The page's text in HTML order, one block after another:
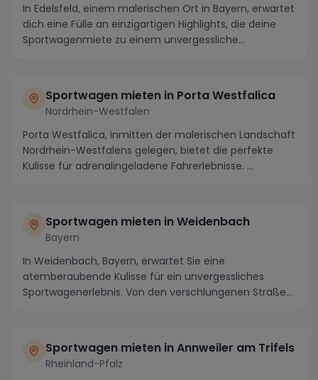
In Edelsfeld, einem malerischen Ort in Bayern, erwartet
dich eine Fülle an einzigartigen Highlights, die deine
Sportwagenmiete zu einem unvergessliche...
Sportwagen mieten in Porta Westfalica
Nordrhein-Westfalen
Porta Westfalica, inmitten der malerischen Landschaft
Nordrhein-Westfalens gelegen, bietet die perfekte
Kulisse für adrenalingeladene Fahrerlebnisse. ...
Sportwagen mieten in Weidenbach
Bayern
In Weidenbach, Bayern, erwartet Sie eine
atemberaubende Kulisse für ein unvergessliches
Sportwagenerlebnis. Von den verschlungenen Straßen
Sportwagen mieten in Annweiler am Trifels
Rheinland-Pfalz